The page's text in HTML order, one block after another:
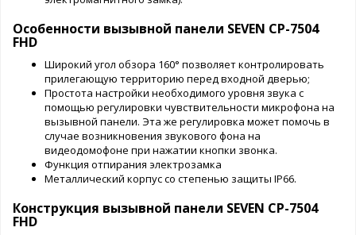
Особенности вызывной панели SEVEN CP-7504
FHD
Широкий угол обзора 160° позволяет контролировать
прилегающую территорию перед входной дверью;
Простота настройки необходимого уровня звука с
помощью регулировки чувствительности микрофона на
вызывной панели. Эта же регулировка может помочь в
случае возникновения звукового фона на
видеодомофоне при нажатии кнопки звонка.
Функция отпирания электрозамка
Металлический корпус со степенью защиты IP66.
Конструкция вызывной панели SEVEN CP-7504
FHD